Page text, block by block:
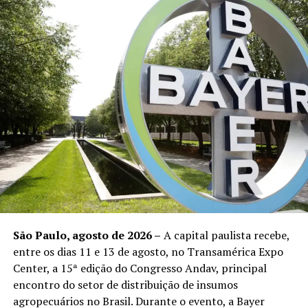
lácteo mato-grossense. Além da tradição gastronômica,
o evento contribui para divulgar a atividade leiteira,
valorizar os produtores rurais e destacar o potencial da
agroindústria instalada no interior do estado.(com
Assessoria/FIEMT)
RELATED TOPICS:
UP NEXT
20º Circuito Aprosoja MT inicia última semana com
abertura na região Leste em Gaúcha do Norte
DON'T MISS
Sema cadastra voluntários para resgate de animais
silvestres MT
Grosso:
Alto Araguaia
Alto Taquari
Araputanga
Barão de Melgaço
Cáceres
Conquista D’Oeste
Curvelândia
Glória D’Oeste
Indiavaí
Itiquira
São Paulo, agosto de 2026 – A capital paulista recebe,
entre os dias 11 e 13 de agosto, no Transamérica Expo
Center, a 15ª edição do Congresso Andav, principal
encontro do setor de distribuição de insumos
agropecuários no Brasil. Durante o evento, a Bayer